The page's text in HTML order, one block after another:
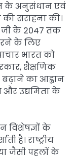
के अनुसंधान एवं
की सराहना की।
जी के 2047 तक
के लिए
भारत को
शैक्षणिक
बढ़ाने का आह्वान
उद्यमिता के
विशेषज्ञों के
है। राष्ट्रीय
जैसी पहलों के